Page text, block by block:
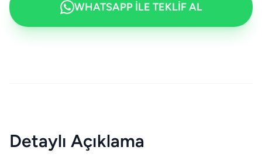
WHATSAPP İLE TEKLİF AL
Detaylı Açıklama